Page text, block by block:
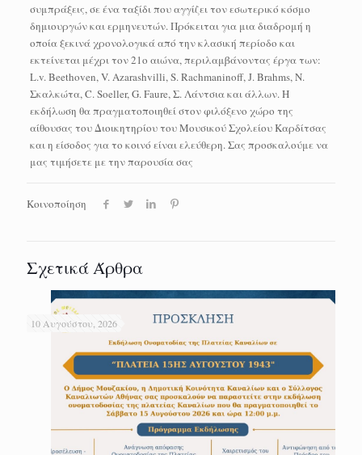
συμπράξεις, σε ένα ταξίδι που αγγίζει τον εσωτερικό κόσμο
δημιουργών και ερμηνευτών. Πρόκειται για μια διαδρομή η
οποία ξεκινά χρονολογικά από την κλασική περίοδο και
εκτείνεται μέχρι τον 21ο αιώνα, περιλαμβάνοντας έργα των:
L.v. Beethoven, V. Azarashvilli, S. Rachmaninoff, J. Brahms, Ν.
Σκαλκώτα, C. Soeller, G. Faure, Σ. Λάντσια και άλλων. Η
εκδήλωση θα πραγματοποιηθεί στον φιλόξενο χώρο της
αίθουσας του Διοικητηρίου του Μουσικού Σχολείου Καρδίτσας
και η είσοδος για το κοινό είναι ελεύθερη. Σας προσκαλούμε να
μας τιμήσετε με την παρουσία σας
Κοινοποίηση
Σχετικά Άρθρα
10 Αυγούστου, 2026